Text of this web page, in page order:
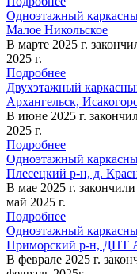
Одноэтажный
Малое Никольское
В марте 2025 г.
2025 г.
Подробнее
Двухэтажный
Архангельск,
В июне 2025 г.
2025 г.
Подробнее
Одноэтажный
Плесецкий р-н, д.
В мае 2025 г.
май 2025 г.
Подробнее
Одноэтажный
Приморский р-н, ДНТ
В феврале 2025 г.